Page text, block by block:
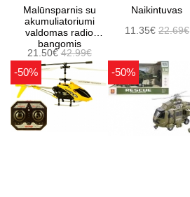
Malūnsparnis su
akumuliatoriumi
valdomas radio
bangomis
21.50€42.99€
Naikintuvas
11.35€ 22.69€
-50% -50%